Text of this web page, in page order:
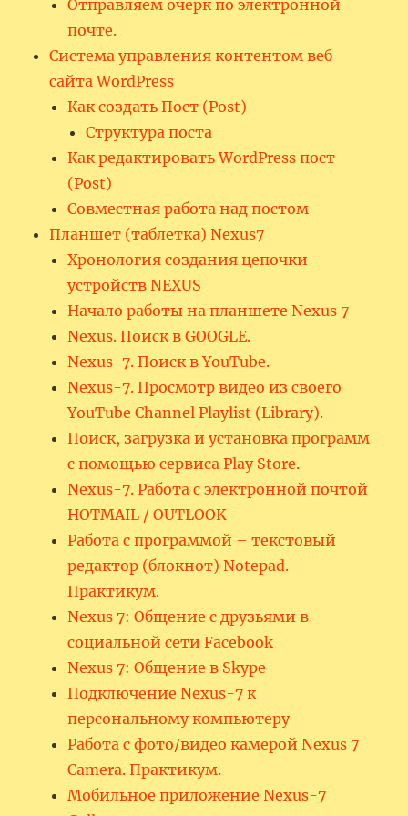
Отправляем очерк по электронной
почте.
Система управления контентом веб
сайта WordPress
Как создать Пост (Post)
Структура поста
Как редактировать WordPress пост
(Post)
Совместная работа над постом
Планшет (таблетка) Nexus7
Хронология создания цепочки
устройств NEXUS
Начало работы на планшете Nexus 7
Nexus. Поиск в GOOGLE.
Nexus-7. Поиск в YouTube.
Nexus-7. Просмотр видео из своего
YouTube Channel Playlist (Library).
Поиск, загрузка и установка программ
с помощью сервиса Play Store.
Nexus-7. Работа с электронной почтой
HOTMAIL / OUTLOOK
Работа с программой – текстовый
редактор (блокнот) Notepad.
Практикум.
Nexus 7: Общение с друзьями в
социальной сети Facebook
Nexus 7: Общение в Skype
Подключение Nexus-7 к
персональному компьютеру
Работа с фото/видео камерой Nexus 7
Camera. Практикум.
Мобильное приложение Nexus-7